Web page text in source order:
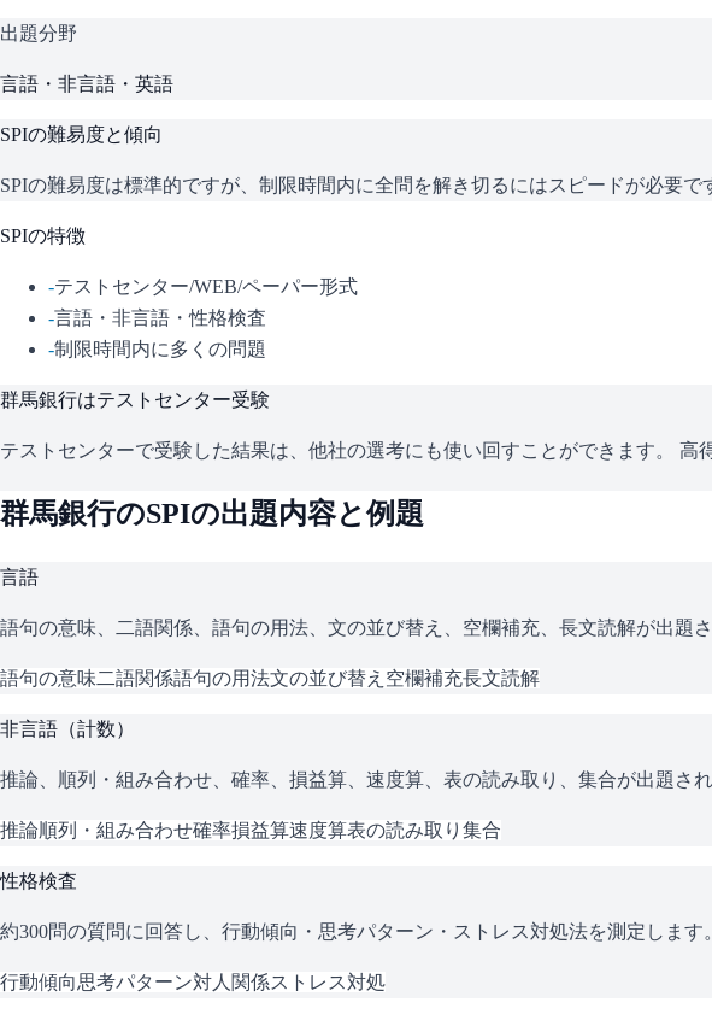
出題分野
言語・非言語・英語
SPIの難易度と傾向
SPIの難易度は標準的ですが、制限時間内に全問を解き切るにはスピードが必要
SPIの特徴
-テストセンター/WEB/ペーパー形式
-言語・非言語・性格検査
-制限時間内に多くの問題
群馬銀行はテストセンター受験
テストセンターで受験した結果は、他社の選考にも使い回すことができます。
群馬銀行のSPIの出題内容と例題
言語
語句の意味、二語関係、語句の用法、文の並び替え、空欄補充、長文読解が出題
語句の意味二語関係語句の用法文の並び替え 空欄補充長文読解
非言語（計数）
推論、順列・組み合わせ、確率、損益算、速度算、表の読み取り、集合が出題さ
推論順列・組み合わせ確率損益算速度算表の読み取り 集合
性格検査
約300問の質問に回答し、行動傾向・思考パターン・ストレス対処法を測定します
行動傾向思考パターン対人関係ストレス対処